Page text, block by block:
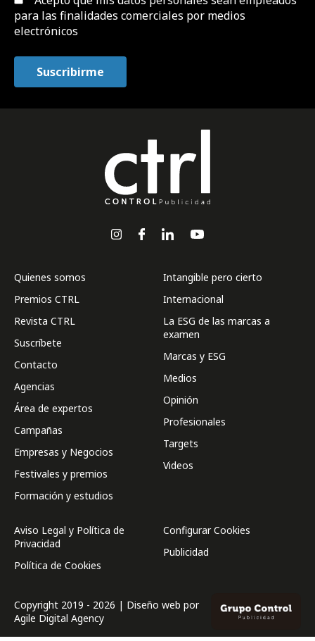
para las finalidades comerciales por medios
electrónicos
Quienes somos
Premios CTRL
Revista CTRL
Suscríbete
Contacto
Agencias
Área de expertos
Campañas
Empresas y Negocios
Festivales y premios
Formación y estudios
Intangible pero cierto
Internacional
La ESG de las marcas a
examen
Marcas y ESG
Medios
Opinión
Profesionales
Targets
Videos
Aviso Legal y Política de
Privacidad
Política de Cookies
Configurar Cookies
Publicidad
Copyright 2019 - 2026 | Diseño web por
Agile Digital Agency